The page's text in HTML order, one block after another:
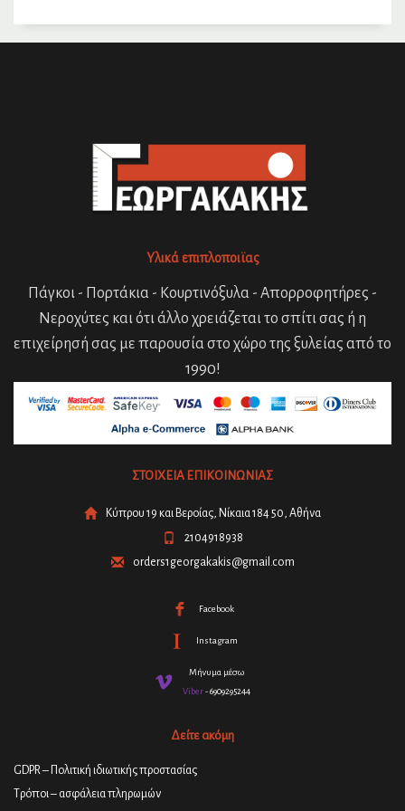
Υλικά επιπλοποιϊας
Πάγκοι - Πορτάκια - Κουρτινόξυλα - Απορροφητήρες -
Νεροχύτες και ότι άλλο χρειάζεται το σπίτι σας ή η
επιχείρησή σας με παρουσία στο χώρο της ξυλείας από το
1990!
ΣΤΟΙΧΕΙΑ ΕΠΙΚΟΙΝΩΝΙΑΣ
Κύπρου 19 και Βεροίας, Νίκαια 184 50, Αθήνα
2104918938
orders1georgakakis@gmail.com
Facebook
Instagram
Μήνυμα μέσω
Viber- 6909295244
Δείτε ακόμη
GDPR – Πολιτική ιδιωτικής προστασίας
Τρόποι – ασφάλεια πληρωμών